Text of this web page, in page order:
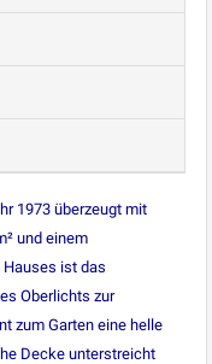
1973 überzeugt mit
und einem
ist das
Oberlichts zur
zum Garten eine helle
Decke unterstreicht